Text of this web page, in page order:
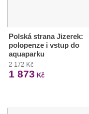
Polská strana Jizerek:
polopenze i vstup do
aquaparku
2 172 Kč
1 873 Kč